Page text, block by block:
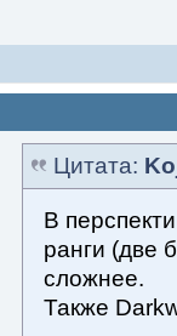
Цитата:
В
ранги (две
сложнее.
Также